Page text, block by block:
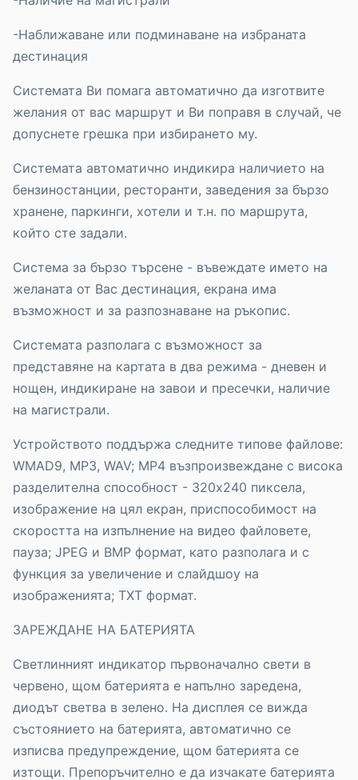
-Наближаване или подминаване на избраната
дестинация
Системата Ви помага автоматично да изготвите
желания от вас маршрут и Ви поправя в случай, че
допуснете грешка при избирането му.
Системата автоматично индикира наличието на
бензиностанции, ресторанти, заведения за бързо
хранене, паркинги, хотели и т.н. по маршрута,
който сте задали.
Система за бързо търсене - въвеждате името на
желаната от Вас дестинация, екрана има
възможност и за разпознаване на ръкопис.
Системата разполага с възможност за
представяне на картата в два режима - дневен и
нощен, индикиране на завои и пресечки, наличие
на магистрали.
Устройството поддържа следните типове файлове:
WMAD9, MP3, WAV; MP4 възпроизвеждане с висока
разделителна способност - 320x240 пиксела,
изображение на цял екран, приспособимост на
скоростта на изпълнение на видео файловете,
пауза; JPEG и BMP формат, като разполага и с
функция за увеличение и слайдшоу на
изображенията; TXT формат.
ЗАРЕЖДАНЕ НА БАТЕРИЯТА
Светлинният индикатор първоначално свети в
червено, щом батерията е напълно заредена,
диодът светва в зелено. На дисплея се вижда
състоянието на батерията, автоматично се
изписва предупреждение, щом батерията се
изтощи. Препоръчително е да изчакате батерията